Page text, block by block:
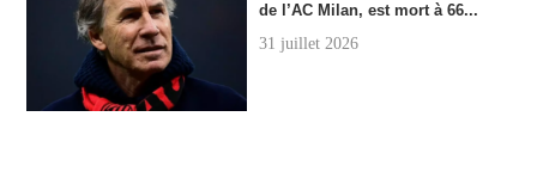
de l’AC Milan, est mort à 66...
31 juillet 2026